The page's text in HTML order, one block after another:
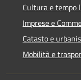
Cultura e tempo
Imprese e
Catasto e
Mobilità e